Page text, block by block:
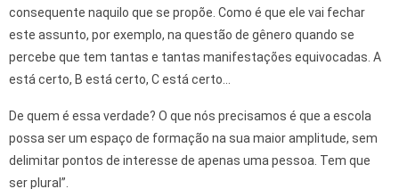
consequente naquilo que se propõe. Como é que ele vai fechar
este assunto, por exemplo, na questão de gênero quando se
percebe que tem tantas e tantas manifestações equivocadas. A
está certo, B está certo, C está certo…
De quem é essa verdade? O que nós precisamos é que a escola
possa ser um espaço de formação na sua maior amplitude, sem
delimitar pontos de interesse de apenas uma pessoa. Tem que
ser plural”.